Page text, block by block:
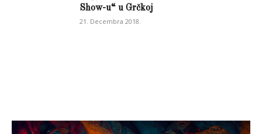
Show-u“ u Grčkoj
21. Decembra 2018.